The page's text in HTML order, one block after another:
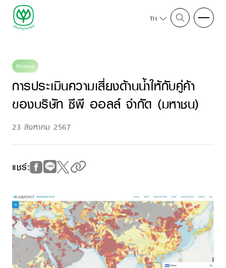
TH
Home
การประเมินความเสี่ยงด้านน้ำให้กับคู่ค้า
ของบริษัท ซีพี ออลล์ จำกัด (มหาชน)
23 สิงหาคม 2567
แชร์: